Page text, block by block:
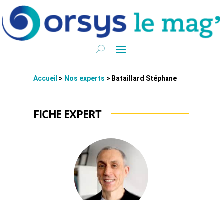
Accueil > Nos experts > Bataillard Stéphane
FICHE EXPERT